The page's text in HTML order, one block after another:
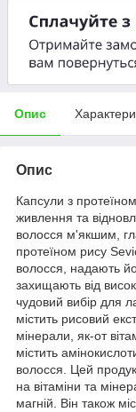
Опис
Опис
Капсули з
живлення та
волосся м'якшим,
протеїном рису
волосся, надають
захищають від
чудовий вибір для
містить рисовий
мінерали, як-от
містить
волосся. Цей
на вітаміни та
магній. Він також